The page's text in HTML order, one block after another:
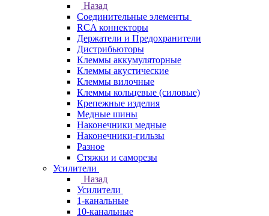
Назад
Соединительные элементы
RCA коннекторы
Держатели и Предохранители
Дистрибьюторы
Клеммы аккумуляторные
Клеммы акустические
Клеммы вилочные
Клеммы кольцевые (силовые)
Крепежные изделия
Медные шины
Наконечники медные
Наконечники-гильзы
Разное
Стяжки и саморезы
Усилители
Назад
Усилители
1-канальные
10-канальные